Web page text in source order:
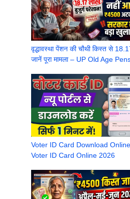
वृद्धावस्था पेंशन की चौथी किस्त से
जानें पूरा मामला – UP Old Age
Voter ID Card Download
Voter ID Card Online 2026